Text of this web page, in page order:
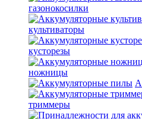
газонокосилки
культиваторы
кусторезы
ножницы
триммеры